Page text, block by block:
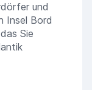
und
Insel Bord
Sie